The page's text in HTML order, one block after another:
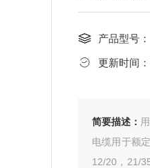
产品型号：
更新时间：
简要描述：
电缆用于额
12/20，21/